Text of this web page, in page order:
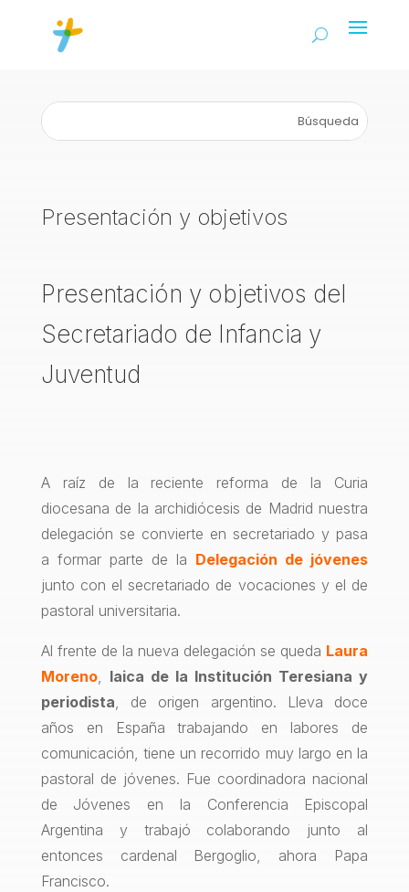
Presentación y objetivos
Presentación y objetivos del
Secretariado de Infancia y
Juventud
A raíz de la reciente reforma de la Curia
diocesana de la archidiócesis de Madrid nuestra
delegación se convierte en secretariado y pasa
a formar parte de la Delegación de jóvenes
junto con el secretariado de vocaciones y el de
pastoral universitaria.
Al frente de la nueva delegación se queda Laura
Moreno, laica de la Institución Teresiana y
periodista, de origen argentino. Lleva doce
años en España trabajando en labores de
comunicación, tiene un recorrido muy largo en la
pastoral de jóvenes. Fue coordinadora nacional
de Jóvenes en la Conferencia Episcopal
Argentina y trabajó colaborando junto al
entonces cardenal Bergoglio, ahora Papa
Francisco.